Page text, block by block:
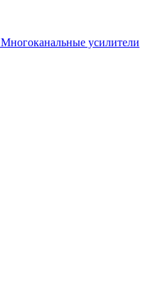
Многоканальные усилители